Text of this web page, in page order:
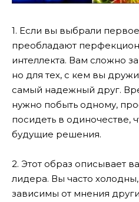
1. Если вы выбрали
преобладают
интеллекта. Вам сложно
но для тех, с кем вы
самый надежный друг.
нужно побыть одному,
посидеть в одиночестве,
будущие решения.
2. Этот образ описывает
лидера. Вы часто
зависимы от мнения